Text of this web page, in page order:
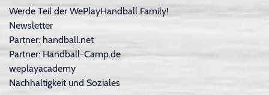
Werde Teil der WePlayHandball Family!
Newsletter
Partner: handball.net
Partner: Handball-Camp.de
weplayacademy
Nachhaltigkeit und Soziales